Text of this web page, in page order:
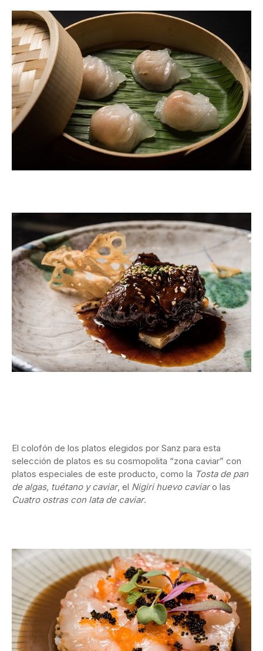
El colofón de los platos elegidos por Sanz para esta
selección de platos es su cosmopolita “zona caviar” con
platos especiales de este producto, como la Tosta de pan
de algas, tuétano y caviar, el Nigiri huevo caviaro las
Cuatro ostras con lata de caviar.